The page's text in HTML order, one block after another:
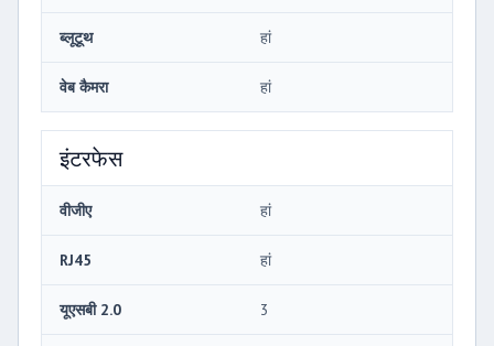
ब्लूटूथ हां
वेब कैमरा हां
इंटरफेस
वीजीए हां
RJ45 हां
यूएसबी 2.0 3